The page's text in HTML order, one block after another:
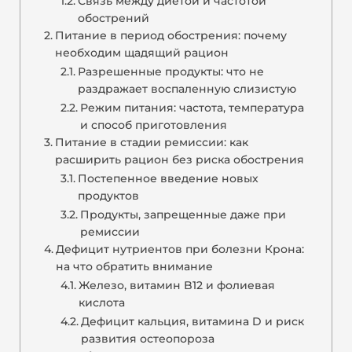
обострений
Питание в период обострения: почему
необходим щадящий рацион
Разрешенные продукты: что не
раздражает воспаленную слизистую
Режим питания: частота, температура
и способ приготовления
Питание в стадии ремиссии: как
расширить рацион без риска обострения
Постепенное введение новых
продуктов
Продукты, запрещенные даже при
ремиссии
Дефицит нутриентов при болезни Крона:
на что обратить внимание
Железо, витамин B12 и фолиевая
кислота
Дефицит кальция, витамина D и риск
развития остеопороза